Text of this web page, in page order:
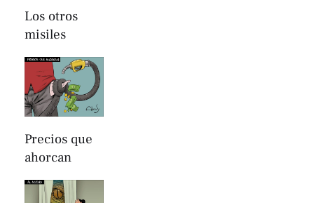
Los otros
misiles
Precios que
ahorcan